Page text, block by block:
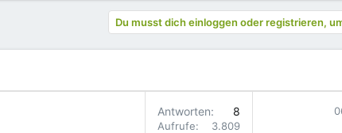
Du musst dich einloggen oder registrieren,
Antworten 8
Aufrufe 3.809